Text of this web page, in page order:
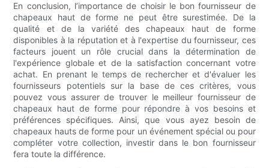
En conclusion, l’importance de choisir le bon fournisseur de
chapeaux haut de forme ne peut être surestimée. De la
qualité et de la variété des chapeaux haut de forme
disponibles à la réputation et à l'expertise du fournisseur, ces
facteurs jouent un rôle crucial dans la détermination de
l'expérience globale et de la satisfaction concernant votre
achat. En prenant le temps de rechercher et d'évaluer les
fournisseurs potentiels sur la base de ces critères, vous
pouvez vous assurer de trouver le meilleur fournisseur de
chapeaux haut de forme pour répondre à vos besoins et
préférences spécifiques. Ainsi, que vous ayez besoin de
chapeaux hauts de forme pour un événement spécial ou pour
compléter votre collection, investir dans le bon fournisseur
fera toute la différence.